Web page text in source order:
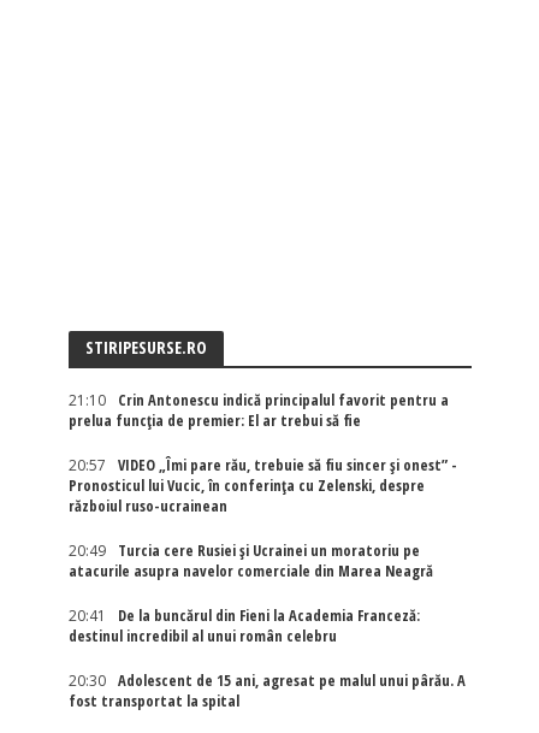
STIRIPESURSE.RO
21:10
Crin Antonescu indică principalul favorit pentru a
prelua funcția de premier: El ar trebui să fie
20:57
VIDEO „Îmi pare rău, trebuie să fiu sincer și onest” -
Pronosticul lui Vucic, în conferința cu Zelenski, despre
războiul ruso-ucrainean
20:49
Turcia cere Rusiei și Ucrainei un moratoriu pe
atacurile asupra navelor comerciale din Marea Neagră
20:41
De la buncărul din Fieni la Academia Franceză:
destinul incredibil al unui român celebru
20:30
Adolescent de 15 ani, agresat pe malul unui pârău. A
fost transportat la spital